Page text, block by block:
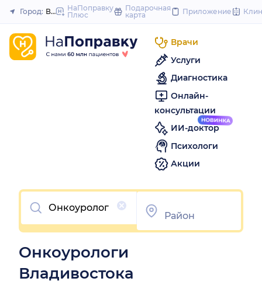
to
Закрыть
Город: Владивосток
НаПоправку
Плюс
Подарочная
карта
Приложение
Врачи
Услуги
Диагностика
Онлайн-
консультации
ИИ-доктор
Психологи
Акции
Очистить
Онкоурологи
Владивостока